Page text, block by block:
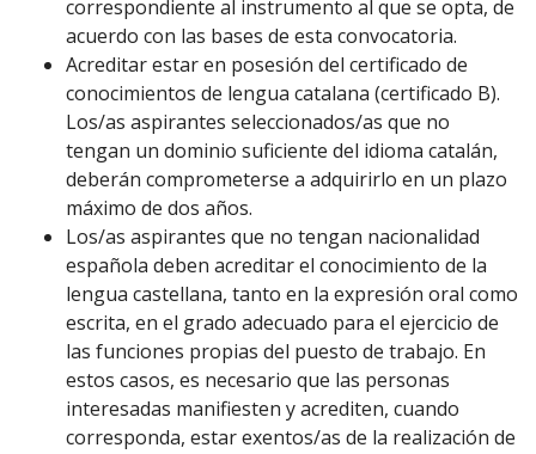
correspondiente al instrumento al que se opta, de
acuerdo con las bases de esta convocatoria.
Acreditar estar en posesión del certificado de
conocimientos de lengua catalana (certificado B).
Los/as aspirantes seleccionados/as que no
tengan un dominio suficiente del idioma catalán,
deberán comprometerse a adquirirlo en un plazo
máximo de dos años.
Los/as aspirantes que no tengan nacionalidad
española deben acreditar el conocimiento de la
lengua castellana, tanto en la expresión oral como
escrita, en el grado adecuado para el ejercicio de
las funciones propias del puesto de trabajo. En
estos casos, es necesario que las personas
interesadas manifiesten y acrediten, cuando
corresponda, estar exentos/as de la realización de